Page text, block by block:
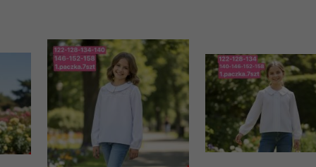
naszej oferty do
internetowej
tych plików
na komputerze